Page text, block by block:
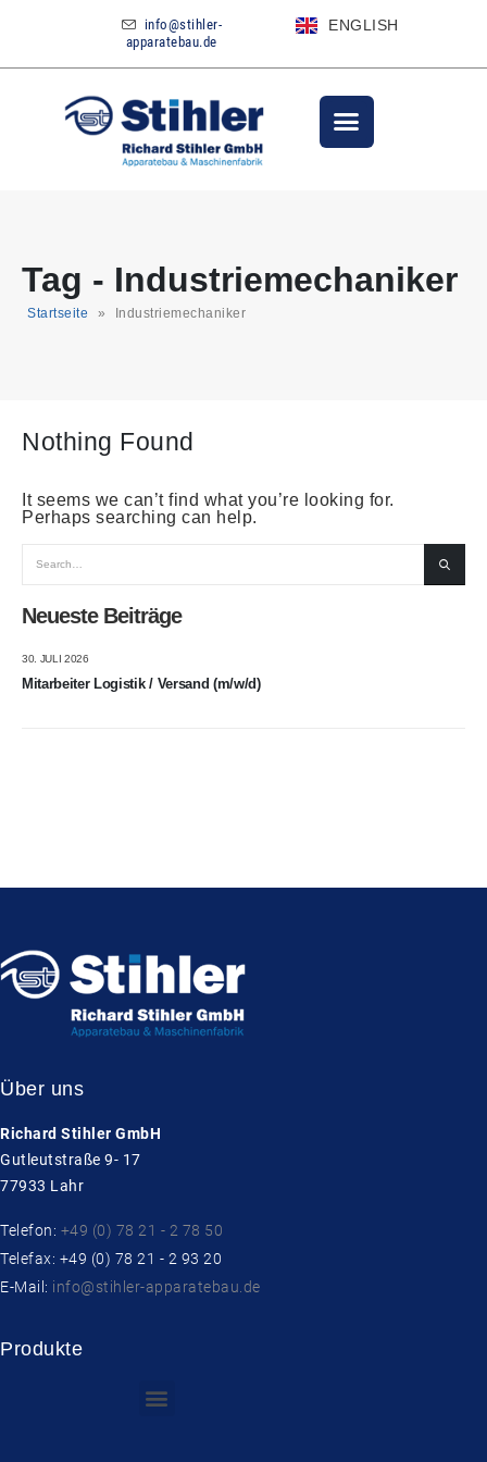
info@stihler-
apparatebau.de
ENGLISH
Tag - Industriemechaniker
Startseite » Industriemechaniker
Nothing Found
It seems we can’t find what you’re looking for.
Perhaps searching can help.
Neueste Beiträge
Mitarbeiter Logistik / Versand (m/w/d)
30. JULI 2026
Über uns
Richard Stihler GmbH
Gutleutstraße 9- 17
77933 Lahr
Telefon: +49 (0) 78 21 - 2 78 50
Telefax: +49 (0) 78 21 - 2 93 20
E-Mail: info@stihler-apparatebau.de
Produkte